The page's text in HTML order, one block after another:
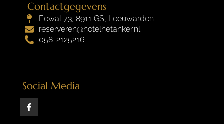
Contactgegevens
Eewal 73, 8911 GS, Leeuwarden
reserveren@hotelhetanker.nl
058-2125216
Social Media